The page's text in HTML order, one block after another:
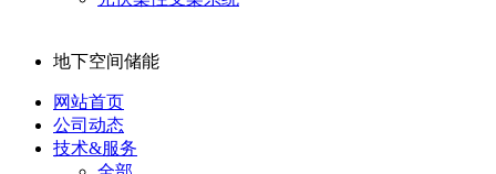
地下空间储能
网站首页
公司动态
技术&服务